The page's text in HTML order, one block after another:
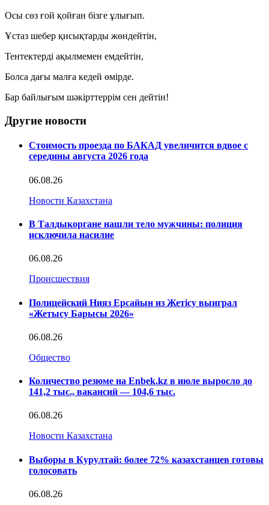
Осы сөз ғой қойған бізге ұлығып.
Ұстаз шебер қисықтарды жөндейтін,
Тентектерді ақылмемен емдейтін,
Болса дағы малға кедей өмірде.
Бар байлығым шәкірттеррім сен дейтін!
Другие новости
Стоимость проезда по БАКАД увеличится вдвое с
середины августа 2026 года
06.08.26
Новости Казахстана
В Талдыкоргане нашли тело мужчины: полиция
исключила насилие
06.08.26
Происшествия
Полицейский Нияз Ерсайын из Жетісу выиграл
«Жетысу Барысы 2026»
06.08.26
Общество
Количество резюме на Enbek.kz в июле выросло до
141,2 тыс., вакансий — 104,6 тыс.
06.08.26
Новости Казахстана
Выборы в Курултай: более 72% казахстанцев готовы
голосовать
06.08.26